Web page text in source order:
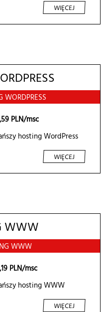
WIĘCEJ
WORDPRESS
PLN/msc
hosting WordPress
WIĘCEJ
WWW
WWW
PLN/msc
hosting WWW
WIĘCEJ